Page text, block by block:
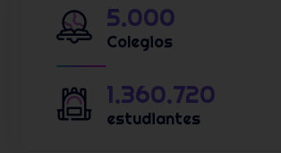
5.000
Colegios
1.360.720
estudiantes